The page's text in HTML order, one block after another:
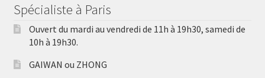
Spécialiste à Paris
Ouvert du mardi au vendredi de 11h à 19h30, samedi de
10h à 19h30.
GAIWAN ou ZHONG